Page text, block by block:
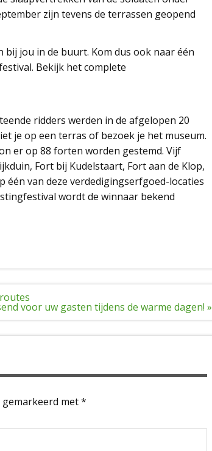
zijn tevens de terrassen geopend
jou in de buurt. Kom dus ook naar één
Bekijk het complete
ridders werden in de afgelopen 20
je op een terras of bezoek je het museum.
er op 88 forten worden gestemd. Vijf
Fort bij Kudelstaart, Fort aan de Klop,
één van deze verdedigingserfgoed-locaties
wordt de winnaar bekend
voor uw gasten tijdens de warme dagen! »
met*